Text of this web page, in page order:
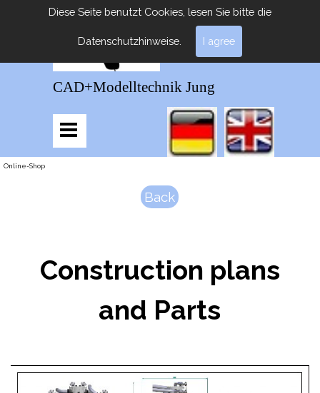
Diese Seite benutzt Cookies, lesen Sie bitte die
Datenschutzhinweise. I agree
CAD+Modelltechnik Jung
Online-Shop
Back
Construction plans
and Parts